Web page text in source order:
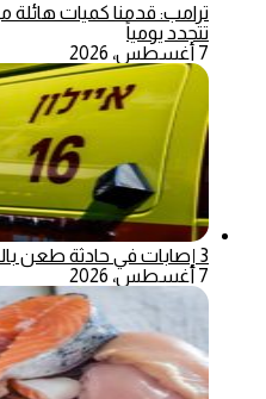
ترامب: قدمنا كميات هائلة
تتجدد يومياً
7 أغسطس، 2026
3 إصابات في حادثة طعن بالطيبة داخل أراضي الـ48
7 أغسطس، 2026